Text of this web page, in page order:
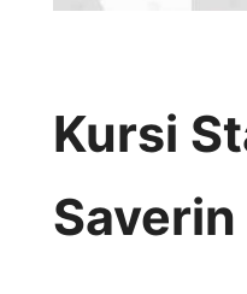
Kursi
Saverin